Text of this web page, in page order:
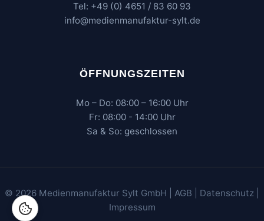
Tel: +49 (0) 4651 / 83 60 93
info@medienmanufaktur-sylt.de
ÖFFNUNGSZEITEN
Mo – Do: 08:00 – 16:00 Uhr
Fr: 08:00 - 14:00 Uhr
Sa & So: geschlossen
© 2026 Medienmanufaktur Sylt GmbH | AGB Datenschutz
Impressum